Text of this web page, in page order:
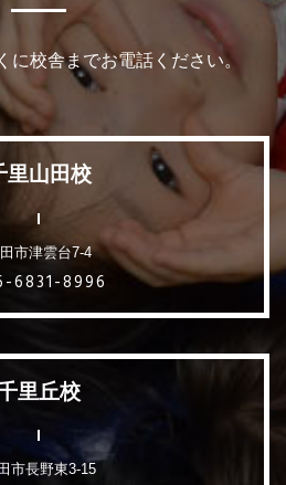
に校舎までお電話ください。
里山田校
市津雲台7-4
6831-8996
里丘校
市長野東3-15